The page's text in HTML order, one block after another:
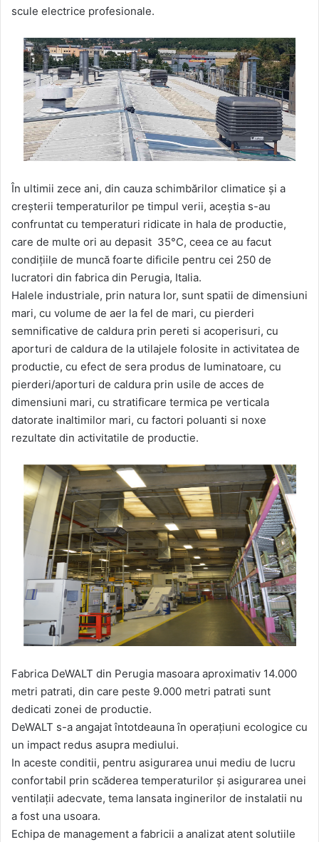
scule electrice profesionale.
În ultimii zece ani, din cauza schimbărilor climatice și a
creșterii temperaturilor pe timpul verii, aceștia s-au
confruntat cu temperaturi ridicate in hala de productie,
care de multe ori au depasit 35°C, ceea ce au facut
condițiile de muncă foarte dificile pentru cei 250 de
lucratori din fabrica din Perugia, Italia.
Halele industriale, prin natura lor, sunt spatii de dimensiuni
mari, cu volume de aer la fel de mari, cu pierderi
semnificative de caldura prin pereti si acoperisuri, cu
aporturi de caldura de la utilajele folosite in activitatea de
productie, cu efect de sera produs de luminatoare, cu
pierderi/aporturi de caldura prin usile de acces de
dimensiuni mari, cu stratificare termica pe verticala
datorate inaltimilor mari, cu factori poluanti si noxe
rezultate din activitatile de productie.
Fabrica DeWALT din Perugia masoara aproximativ 14.000
metri patrati, din care peste 9.000 metri patrati sunt
dedicati zonei de productie.
DeWALT s-a angajat întotdeauna în operațiuni ecologice cu
un impact redus asupra mediului.
In aceste conditii, pentru asigurarea unui mediu de lucru
confortabil prin scăderea temperaturilor și asigurarea unei
ventilații adecvate, tema lansata inginerilor de instalatii nu
a fost una usoara.
Echipa de management a fabricii a analizat atent solutiile